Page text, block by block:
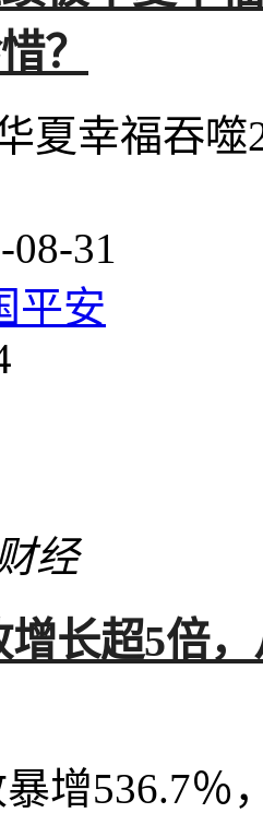
？
夏幸福吞
08-31
平安
经
增长超5倍
增536.7％